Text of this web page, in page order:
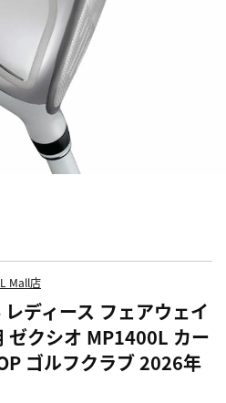
Mall店
ディース フェアウェイ
ゼクシオ MP1400L カー
ゴルフクラブ 2026年